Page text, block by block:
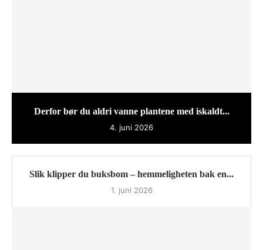
Derfor bør du aldri vanne plantene med iskaldt...
4. juni 2026
Slik klipper du buksbom – hemmeligheten bak en...
1. juni 2026